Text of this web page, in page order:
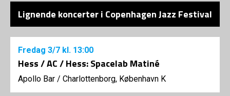
Lignende koncerter i Copenhagen Jazz Festival
Fredag 3/7 kl. 13:00
Hess / AC / Hess: Spacelab Matiné
Apollo Bar / Charlottenborg, København K